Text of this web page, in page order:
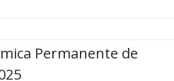
Permanente de